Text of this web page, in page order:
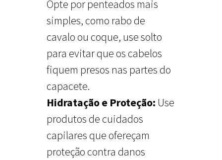
Opte por penteados mais
simples, como rabo de
cavalo ou coque, use solto
para evitar que os cabelos
fiquem presos nas partes do
capacete.
Hidratação e Proteção: Use
produtos de cuidados
capilares que ofereçam
proteção contra danos